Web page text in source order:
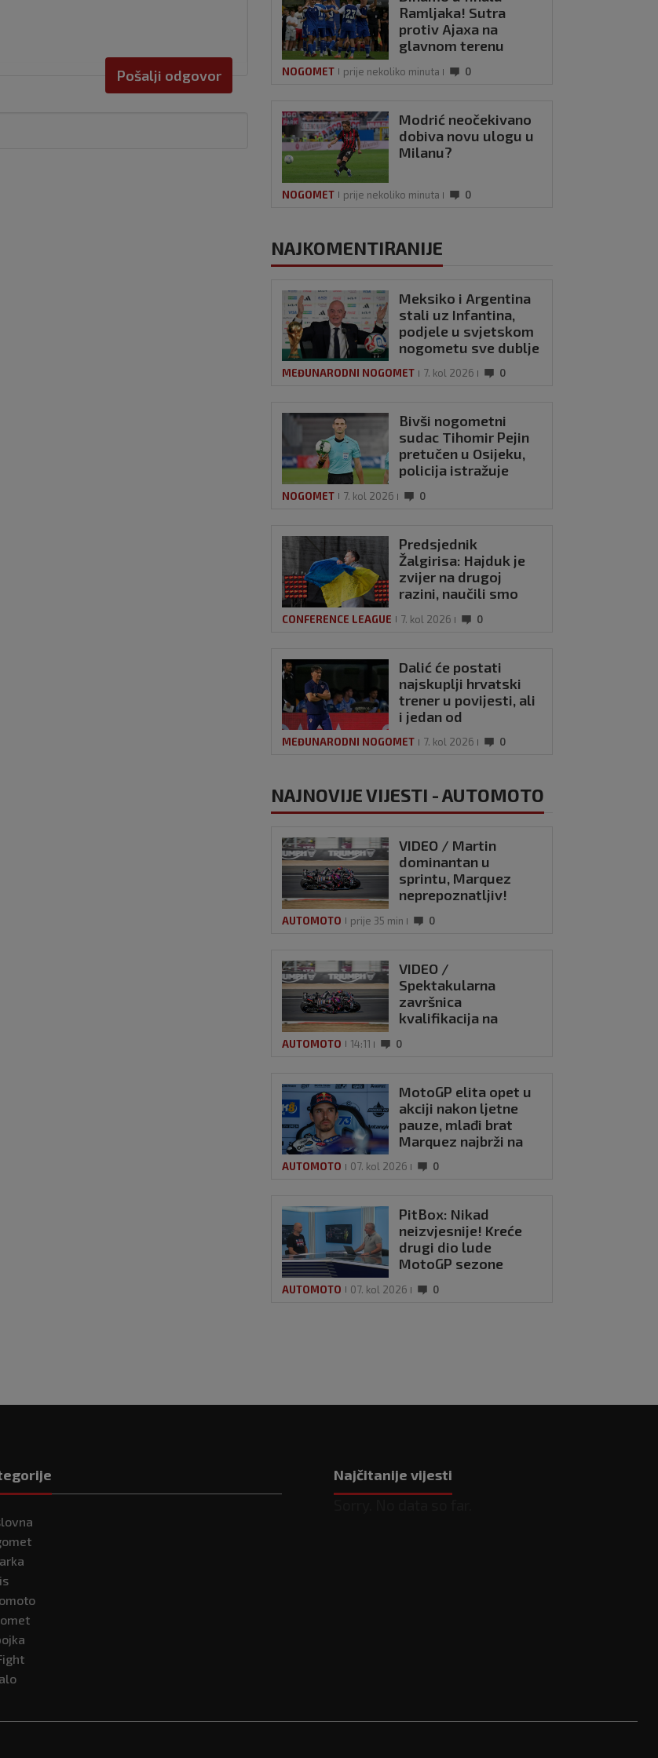
Pošalji odgovor
Ramljaka! Sutra
protiv Ajaxa na
glavnom terenu
NOGOMET prije nekoliko minuta 0
Modrić neočekivano
dobiva novu ulogu u
Milanu?
NOGOMET prije nekoliko minuta 0
NAJKOMENTIRANIJE
Meksiko i Argentina
stali uz Infantina,
podjele u svjetskom
nogometu sve dublje
MEĐUNARODNI NOGOMET 7. kol 2026 0
Bivši nogometni
sudac Tihomir Pejin
pretučen u Osijeku,
policija istražuje
NOGOMET 7. kol 2026 0
Predsjednik
Žalgirisa: Hajduk je
zvijer na drugoj
razini, naučili smo
CONFERENCE LEAGUE 7. kol 2026 0
Dalić će postati
najskuplji hrvatski
trener u povijesti, ali
i jedan od
svijetu
MEĐUNARODNI NOGOMET 7. kol 2026 0
NAJNOVIJE VIJESTI - AUTOMOTO
VIDEO / Martin
dominantan u
sprintu, Marquez
neprepoznatljiv!
AUTOMOTO prije 35 min 0
VIDEO /
Spektakularna
završnica
kvalifikacija na
uzeo Martin
AUTOMOTO 14:11 0
MotoGP elita opet u
akciji nakon ljetne
pauze, mlađi brat
Marquez najbrži na
AUTOMOTO 07. kol 2026 0
PitBox: Nikad
neizvjesnije! Kreće
drugi dio lude
MotoGP sezone
AUTOMOTO 07. kol 2026 0
Najčitanije vijesti